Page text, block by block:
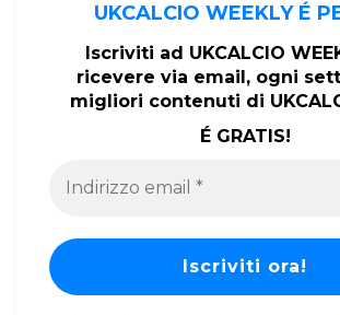
UKCALCIO WEEKLY É
Iscriviti ad UKCALCIO
ricevere via email, ogni
migliori contenuti di
É GRATIS!